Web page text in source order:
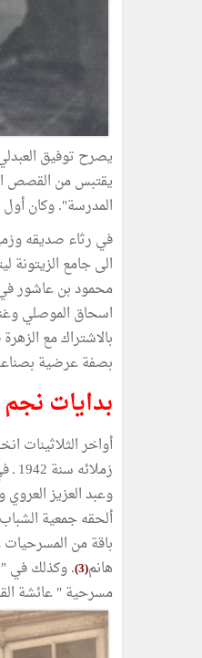
يصرح توفيق
يقتبس من القصص
المدرسة". وكان
في رثاء صديقه
الى جامع
اسحاق الموصلي
بالاشتراك مع
بصفة عرضية
بدايات نجم
ألحقه جمعية
هانم(3)
مسرحية " عائشة